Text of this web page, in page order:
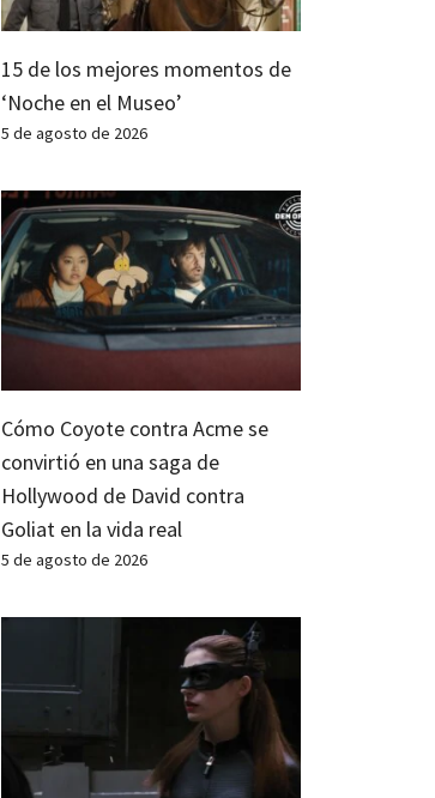
15 de los mejores momentos de
‘Noche en el Museo’
5 de agosto de 2026
Cómo Coyote contra Acme se
convirtió en una saga de
Hollywood de David contra
Goliat en la vida real
5 de agosto de 2026